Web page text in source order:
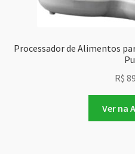
Processador de Alimentos
R$
Ver na